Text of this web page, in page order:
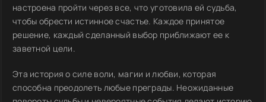
настроена пройти через все, что уготовила ей судьба,
чтобы обрести истинное счастье. Каждое принятое
решение, каждый сделанный выбор приближают ее к
заветной цели.
Эта история о силе воли, магии и любви, которая
способна преодолеть любые преграды. Неожиданные